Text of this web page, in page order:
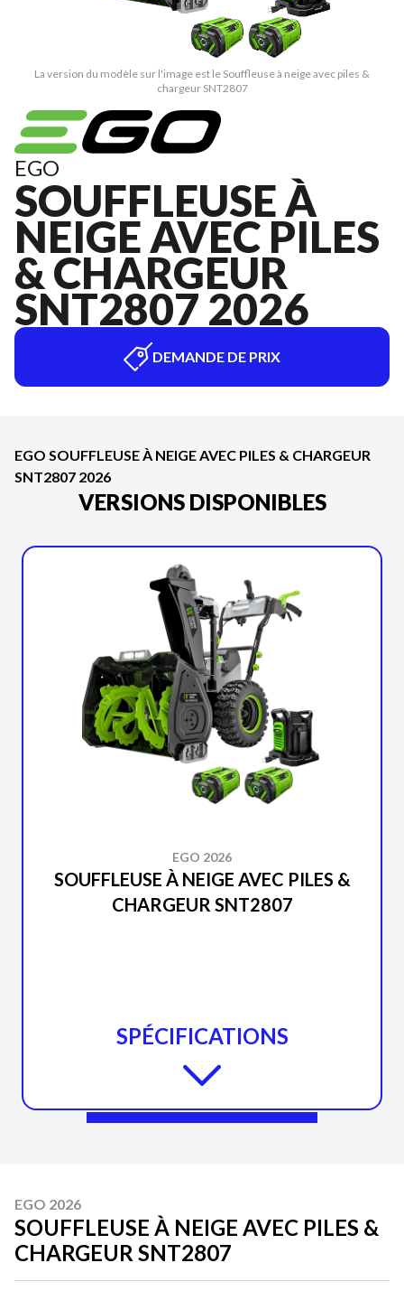
La version du modèle sur l'image est le Souffleuse à neige avec piles &
chargeur SNT2807
EGO
SOUFFLEUSE À
NEIGE AVEC PILES
& CHARGEUR
SNT2807 2026
DEMANDE DE PRIX
EGO SOUFFLEUSE À NEIGE AVEC PILES & CHARGEUR
SNT2807 2026
VERSIONS DISPONIBLES
EGO 2026
SOUFFLEUSE À NEIGE AVEC PILES &
CHARGEUR SNT2807
SPÉCIFICATIONS
EGO 2026
SOUFFLEUSE À NEIGE AVEC PILES &
CHARGEUR SNT2807